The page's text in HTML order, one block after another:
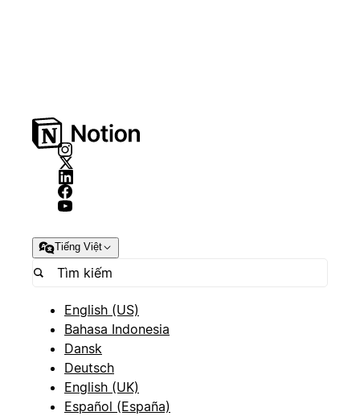
Tiếng Việt
English (US)
Bahasa Indonesia
Dansk
Deutsch
English (UK)
Español (España)